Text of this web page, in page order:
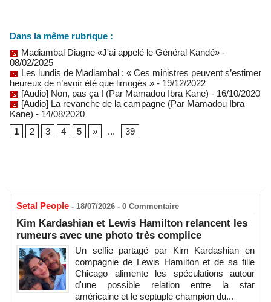
Dans la même rubrique :
Madiambal Diagne «J'ai appelé le Général Kandé» -
08/02/2025
Les lundis de Madiambal : « Ces ministres peuvent s’estimer
heureux de n’avoir été que limogés » - 19/12/2022
[Audio] Non, pas ça ! (Par Mamadou Ibra Kane) - 16/10/2020
[Audio] La revanche de la campagne (Par Mamadou Ibra
Kane) - 14/08/2020
1
2 3 4 5 » ... 39
Setal People - 18/07/2026 - 0 Commentaire
Kim Kardashian et Lewis Hamilton relancent les
rumeurs avec une photo très complice
Un selfie partagé par Kim Kardashian en
compagnie de Lewis Hamilton et de sa fille
Chicago alimente les spéculations autour
d'une possible relation entre la star
américaine et le septuple champion du...